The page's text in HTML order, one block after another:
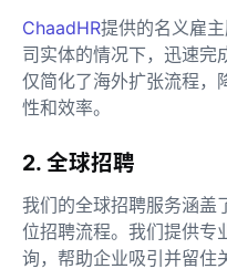
ChaadHR提供的名义雇
司实体的情况下，迅速完
仅简化了海外扩张流程，
性和效率。
2. 全球招聘
我们的全球招聘服务涵盖
位招聘流程。我们提供专
询，帮助企业吸引并留住